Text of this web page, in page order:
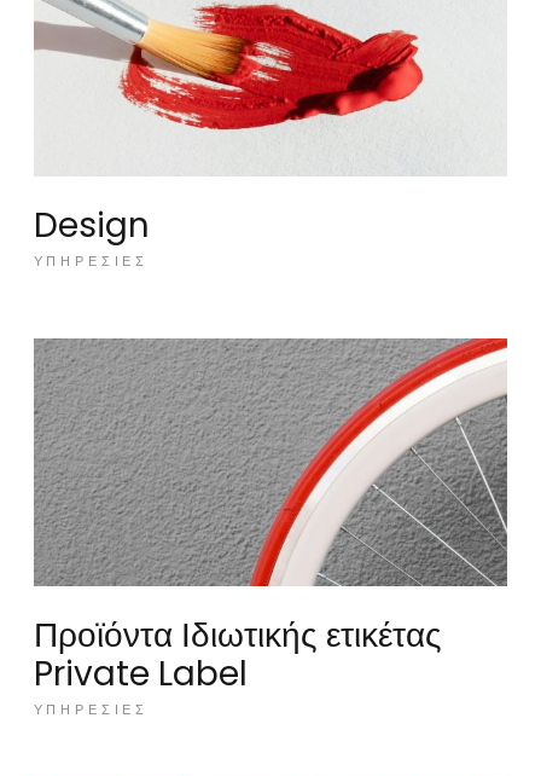
Design
ΥΠΗΡΕΣΊΕΣ
Προϊόντα Ιδιωτικής ετικέτας
Private Label
ΥΠΗΡΕΣΊΕΣ